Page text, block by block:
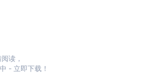
读，
- 立即下载！